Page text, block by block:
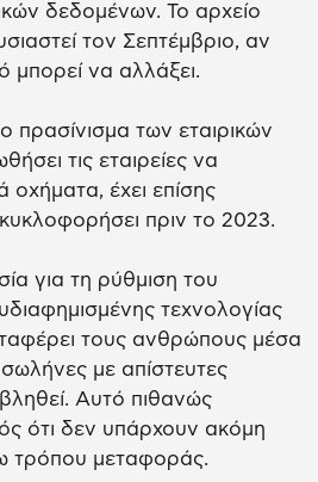
δεδομένων. Το αρχείο
τον Σεπτέμβριο, αν
μπορεί να αλλάξει.
πρασίνισμα των εταιρικών
τις εταιρείες να
έχει επίσης
πριν το 2023.
για τη ρύθμιση του
τεχνολογίας
τους ανθρώπους μέσα
με απίστευτες
Αυτό πιθανώς
ότι δεν υπάρχουν ακόμη
τρόπου μεταφοράς.